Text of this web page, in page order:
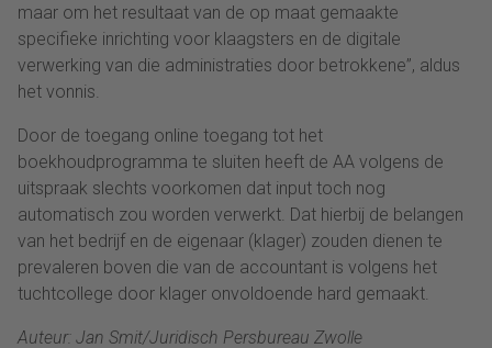
maar om het resultaat van de op maat gemaakte
specifieke inrichting voor klaagsters en de digitale
verwerking van die administraties door betrokkene”, aldus
het vonnis.
Door de toegang online toegang tot het
boekhoudprogramma te sluiten heeft de AA volgens de
uitspraak slechts voorkomen dat input toch nog
automatisch zou worden verwerkt. Dat hierbij de belangen
van het bedrijf en de eigenaar (klager) zouden dienen te
prevaleren boven die van de accountant is volgens het
tuchtcollege door klager onvoldoende hard gemaakt.
Auteur: Jan Smit/Juridisch Persbureau Zwolle